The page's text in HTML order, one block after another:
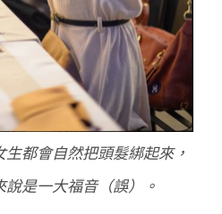
都會自然把頭髮綁起來，
是一大福音（誤）。